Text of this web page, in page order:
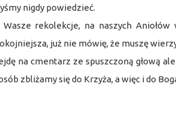
nigdy powiedzieć.
rekolekcje, na naszych
już nie mówię, że muszę
na cmentarz ze spuszczoną głową
zbliżamy się do Krzyża, a więc i do